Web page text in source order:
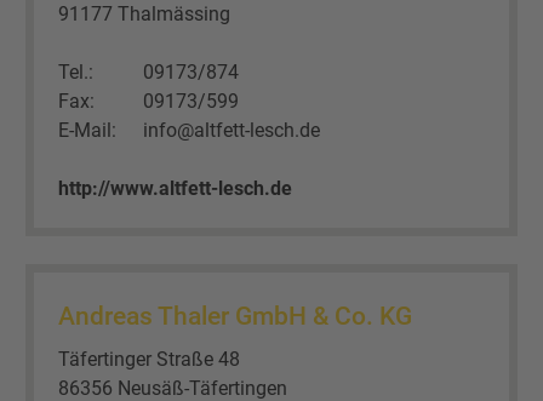
91177 Thalmässing
Tel.:
09173/874
Fax:
09173/599
E-Mail:
info@altfett-lesch.de
http://www.altfett-lesch.de
Andreas Thaler GmbH & Co. KG
Täfertinger Straße 48
86356 Neusäß-Täfertingen